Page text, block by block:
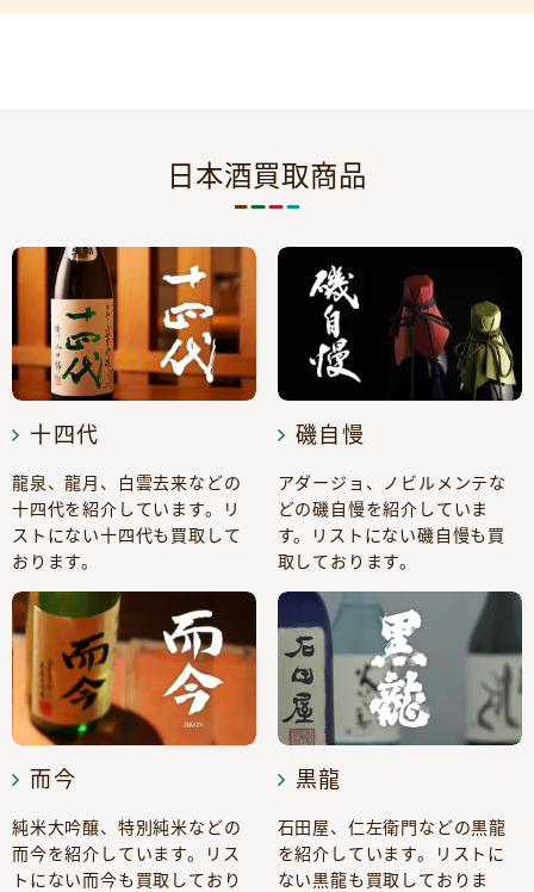
日本酒買取商品
十四代
龍泉、龍月、白雲去来などの
十四代を紹介しています。リ
ストにない十四代も買取して
おります。
磯自慢
アダージョ、ノビルメンテな
どの磯自慢を紹介していま
す。リストにない磯自慢も買
取しております。
而今
純米大吟醸、特別純米などの
而今を紹介しています。リス
トにない而今も買取しており
黒龍
石田屋、仁左衛門などの黒龍
を紹介しています。リストに
ない黒龍も買取しておりま